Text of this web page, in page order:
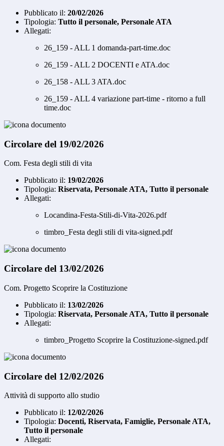
Pubblicato il: 20/02/2026
Tipologia: Tutto il personale, Personale ATA
Allegati:
26_159 - ALL 1 domanda-part-time.doc
26_159 - ALL 2 DOCENTI e ATA.doc
26_158 - ALL 3 ATA.doc
26_159 - ALL 4 variazione part-time - ritorno a full
time.doc
Circolare del 19/02/2026
Com. Festa degli stili di vita
Pubblicato il: 19/02/2026
Tipologia: Riservata, Personale ATA, Tutto il personale
Allegati:
Locandina-Festa-Stili-di-Vita-2026.pdf
timbro_Festa degli stili di vita-signed.pdf
Circolare del 13/02/2026
Com. Progetto Scoprire la Costituzione
Pubblicato il: 13/02/2026
Tipologia: Riservata, Personale ATA, Tutto il personale
Allegati:
timbro_Progetto Scoprire la Costituzione-signed.pdf
Circolare del 12/02/2026
Attività di supporto allo studio
Pubblicato il: 12/02/2026
Tipologia: Docenti, Riservata, Famiglie, Personale ATA,
Tutto il personale
Allegati: